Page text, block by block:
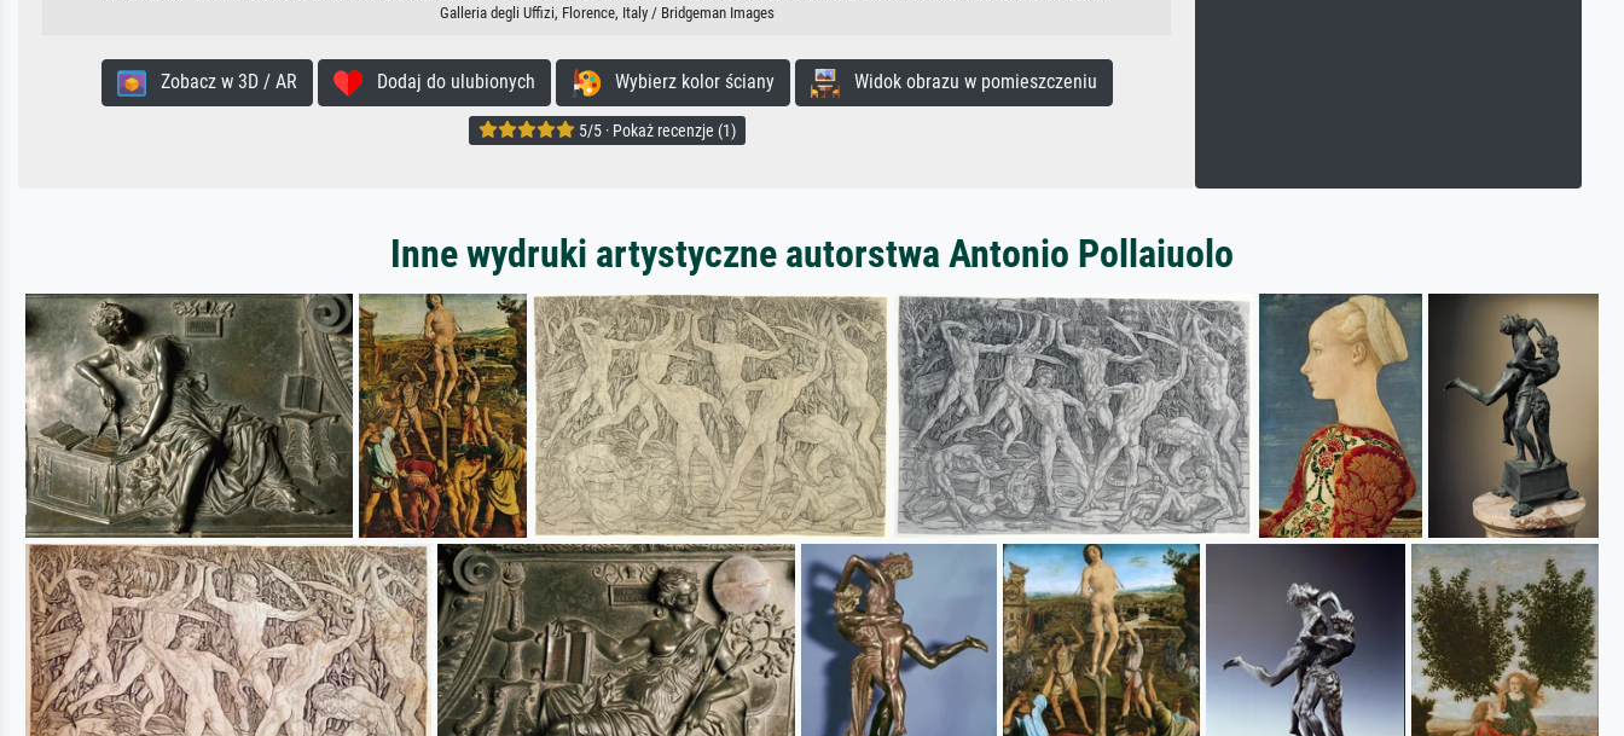
Galleria degli Uffizi, Florence, Italy / Bridgeman Images
Zobacz w 3D / AR Dodaj do ulubionych Wybierz kolor ściany Widok obrazu w pomieszczeniu
5/5 · Pokaż recenzje (1)
Inne wydruki artystyczne autorstwa Antonio Pollaiuolo